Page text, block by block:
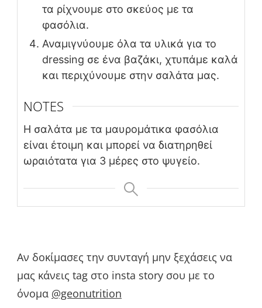
τα ρίχνουμε στο σκεύος με τα
φασόλια.
Αναμιγνύουμε όλα τα υλικά για το
dressing σε ένα βαζάκι, χτυπάμε καλά
και περιχύνουμε στην σαλάτα μας.
NOTES
Η σαλάτα με τα μαυρομάτικα φασόλια
είναι έτοιμη και μπορεί να διατηρηθεί
ωραιότατα για 3 μέρες στο ψυγείο.
Αν δοκίμασες την συνταγή μην ξεχάσεις να
μας κάνεις tag στο insta story σου με το
όνομα @geonutrition